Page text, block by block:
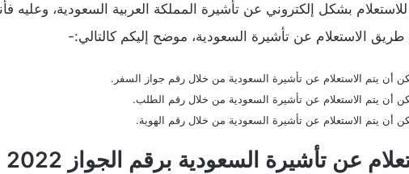
بشكل إلكتروني عن تأشيرة المملكة العربية السعودية، وعليه
طريق الاستعلام عن تأشيرة السعودية، موضح إليكم كالتالي:-
أن يتم الاستعلام عن تأشيرة السعودية من خلال رقم جواز السفر.
أن يتم الاستعلام عن تأشيرة السعودية من خلال رقم الطلب.
أن يتم الاستعلام عن تأشيرة السعودية من خلال رقم الهوية.
عن تأشيرة السعودية برقم الجواز 2022